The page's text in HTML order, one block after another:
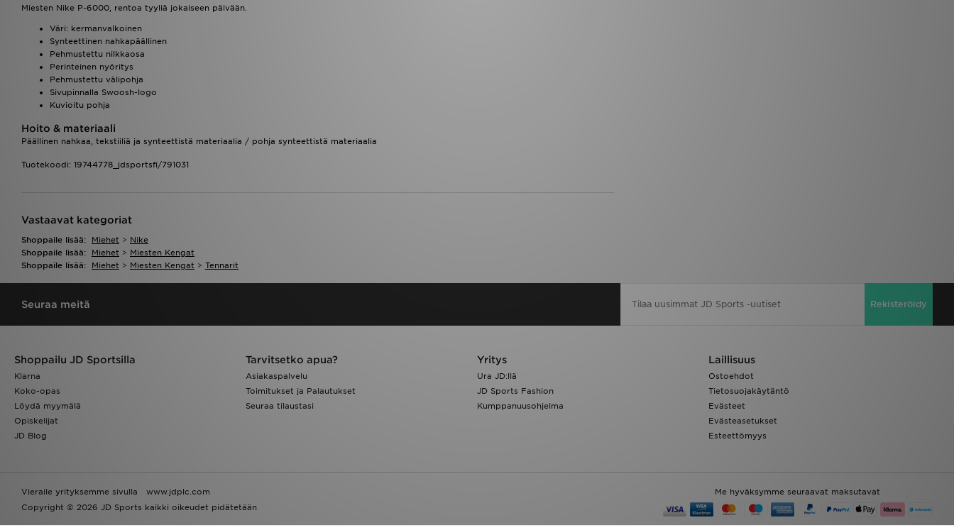
Miesten Nike P-6000, rentoa tyyliä jokaiseen päivään.
Väri: kermanvalkoinen
Synteettinen nahkapäällinen
Pehmustettu nilkkaosa
Perinteinen nyöritys
Pehmustettu välipohja
Sivupinnalla Swoosh-logo
Kuvioitu pohja
Hoito & materiaali
Päällinen nahkaa, tekstiiliä ja synteettistä materiaalia / pohja synteettistä materiaalia
Tuotekoodi: 19744778_jdsportsfi/791031
Vastaavat kategoriat
Shoppaile lisää: Miehet > Nike
Shoppaile lisää:
Miehet > Miesten Kengat
Shoppaile lisää:
Miehet > Miesten Kengat > Tennarit
Seuraa meitä Rekisteröidy
Shoppailu JD Sportsilla
Klarna
Koko-opas
Löydä myymälä
Opiskelijat
JD Blog
Tarvitsetko apua?
Asiakaspalvelu
Toimitukset ja Palautukset
Seuraa tilaustasi
Yritys
Ura JD:llä
JD Sports Fashion
Kumppanuusohjelma
Laillisuus
Ostoehdot
Tietosuojakäytäntö
Evästeet
Evästeasetukset
Esteettömyys
Me hyväksymme seuraavat maksutavat
Vieraile yrityksemme sivulla
www.jdplc.com
Copyright © 2026 JD Sports kaikki oikeudet pidätetään